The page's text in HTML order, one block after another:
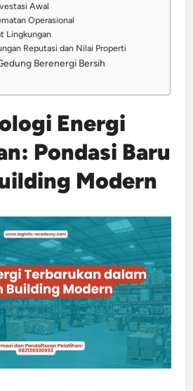
Awal
Operasional
Lingkungan
Reputasi dan Nilai Properti
Berenergi Bersih
Energi
Pondasi Baru
Modern